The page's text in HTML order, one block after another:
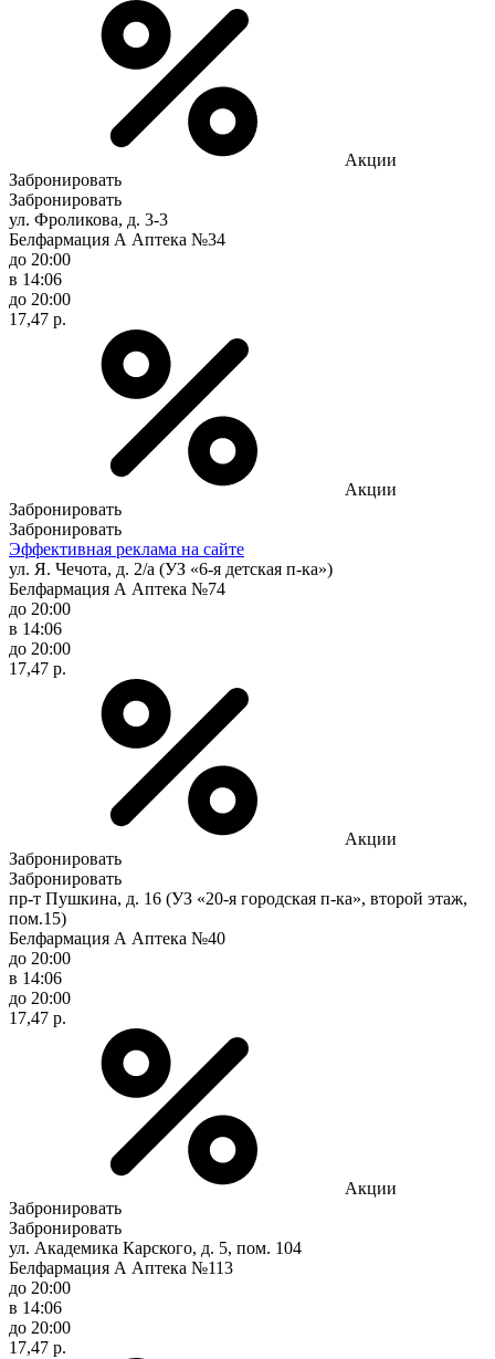
Акции
Забронировать
Забронировать
ул. Фроликова, д. 3-3
Белфармация А Аптека №34
до 20:00
в 14:06
до 20:00
17,47 р.
Акции
Забронировать
Забронировать
Эффективная реклама на сайте
ул. Я. Чечота, д. 2/а (УЗ «6-я детская п-ка»)
Белфармация А Аптека №74
до 20:00
в 14:06
до 20:00
17,47 р.
Акции
Забронировать
Забронировать
пр-т Пушкина, д. 16 (УЗ «20-я городская п-ка», второй этаж,
пом.15)
Белфармация А Аптека №40
до 20:00
в 14:06
до 20:00
17,47 р.
Акции
Забронировать
Забронировать
ул. Академика Карского, д. 5, пом. 104
Белфармация А Аптека №113
до 20:00
в 14:06
до 20:00
17,47 р.